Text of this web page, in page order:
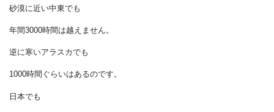
そもそも夜は発電しませんし、
雨の日だってあります。